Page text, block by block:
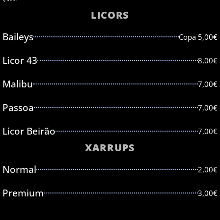
LICORS
Baileys Copa 5,00€
Licor 43 8,00€
Malibu 7,00€
Passoa 7,00€
Licor Beirão 7,00€
XARRUPS
Normal 2,00€
Premium 3,00€